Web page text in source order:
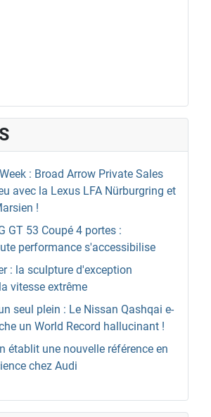
: Broad Arrow Private Sales
avec la Lexus LFA Nürburgring et
!
GT 53 Coupé 4 portes :
performance s'accessibilise
: la sculpture d'exception
vitesse extrême
seul plein : Le Nissan Qashqai e-
un World Record hallucinant !
établit une nouvelle référence en
chez Audi